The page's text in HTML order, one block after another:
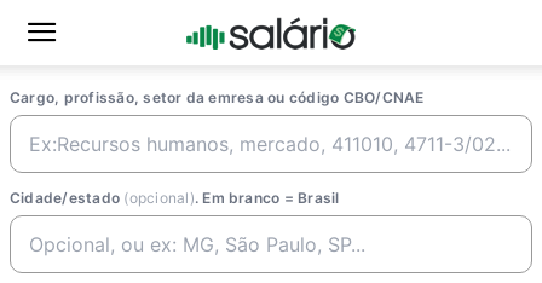
Cargo, profissão, setor da emresa ou código CBO/CNAE
Cidade/estado (opcional). Em branco = Brasil